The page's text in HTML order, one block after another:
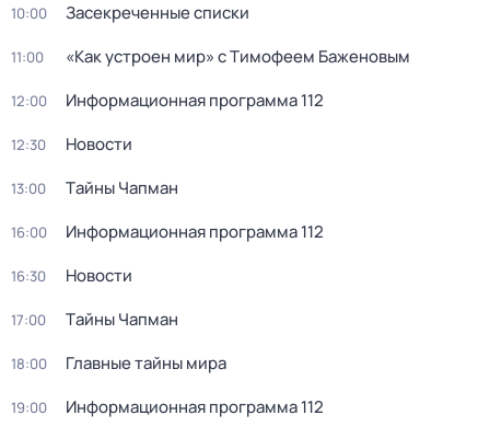
10:00 Заcекрeченные списки
11:00 «Как устроен мир» с Тимофеем Баженовым
12:00 Информационная программа 112
12:30 Новости
13:00 Тaйны Чапман
16:00 Информационная программа 112
16:30 Новости
17:00 Тaйны Чапман
18:00 Главные тайны мира
19:00 Информационная программа 112